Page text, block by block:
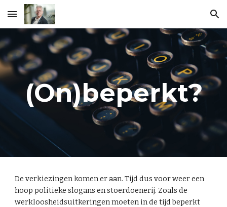
Skip to main content Skip to navigation
(On)beperkt?
De verkiezingen komen er aan. Tijd dus voor weer een
hoop politieke slogans en stoerdoenerij. Zoals de
werkloosheidsuitkeringen moeten in de tijd beperkt